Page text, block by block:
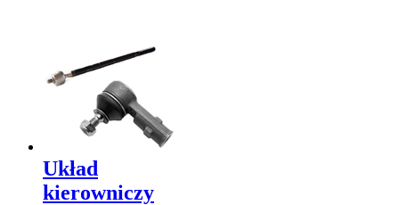
Układ
kierowniczy